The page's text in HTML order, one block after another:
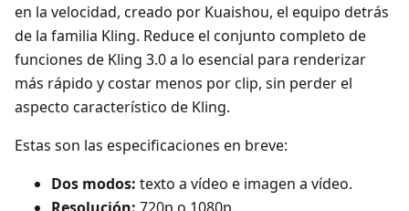
en la velocidad, creado por Kuaishou, el equipo detrás
de la familia Kling. Reduce el conjunto completo de
funciones de Kling 3.0 a lo esencial para renderizar
más rápido y costar menos por clip, sin perder el
aspecto característico de Kling.
Estas son las especificaciones en breve:
Dos modos: texto a vídeo e imagen a vídeo.